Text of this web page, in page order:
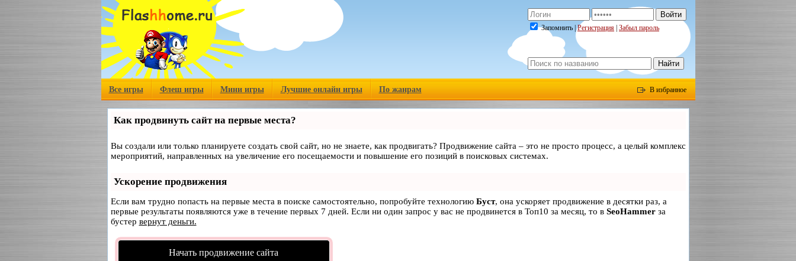
Запомнить |Регистрация Забыл пароль
Все игры Флеш игры Мини игры Лучшие онлайн игры По жанрам В избранное
Как продвинуть сайт на первые места?
Вы создали или только планируете создать свой сайт, но не знаете, как продвигать? Продвижение сайта – это не просто процесс, а целый комплекс
мероприятий, направленных на увеличение его посещаемости и повышение его позиций в поисковых системах.
Ускорение продвижения
Если вам трудно попасть на первые места в поиске самостоятельно, попробуйте технологию Буст, она ускоряет продвижение в десятки раз, а
первые результаты появляются уже в течение первых 7 дней. Если ни один запрос у вас не продвинется в Топ10 за месяц, то в SeoHammerза
бустер вернут деньги.
Начать продвижение сайта